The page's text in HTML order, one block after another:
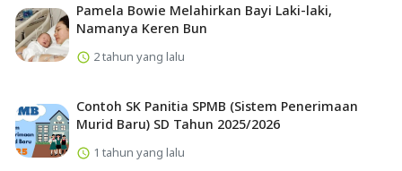
Pamela Bowie Melahirkan Bayi Laki-laki,
Namanya Keren Bun
2 tahun yang lalu
Contoh SK Panitia SPMB (Sistem Penerimaan
Murid Baru) SD Tahun 2025/2026
1 tahun yang lalu